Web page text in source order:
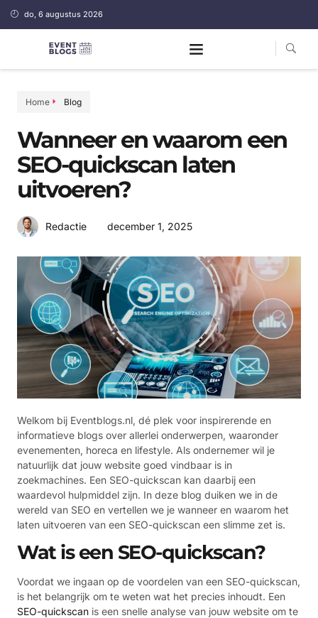
do, 6 augustus 2026
Home Blog
Wanneer en waarom een
SEO-quickscan laten
uitvoeren?
Redactie december 1, 2025
Welkom bij Eventblogs.nl, dé plek voor inspirerende en
informatieve blogs over allerlei onderwerpen, waaronder
evenementen, horeca en lifestyle. Als ondernemer wil je
natuurlijk dat jouw website goed vindbaar is in
zoekmachines. Een SEO-quickscan kan daarbij een
waardevol hulpmiddel zijn. In deze blog duiken we in de
wereld van SEO en vertellen we je wanneer en waarom het
laten uitvoeren van een SEO-quickscan een slimme zet is.
Wat is een SEO-quickscan?
Voordat we ingaan op de voordelen van een SEO-quickscan,
is het belangrijk om te weten wat het precies inhoudt. Een
SEO-quickscan is een snelle analyse van jouw website om te